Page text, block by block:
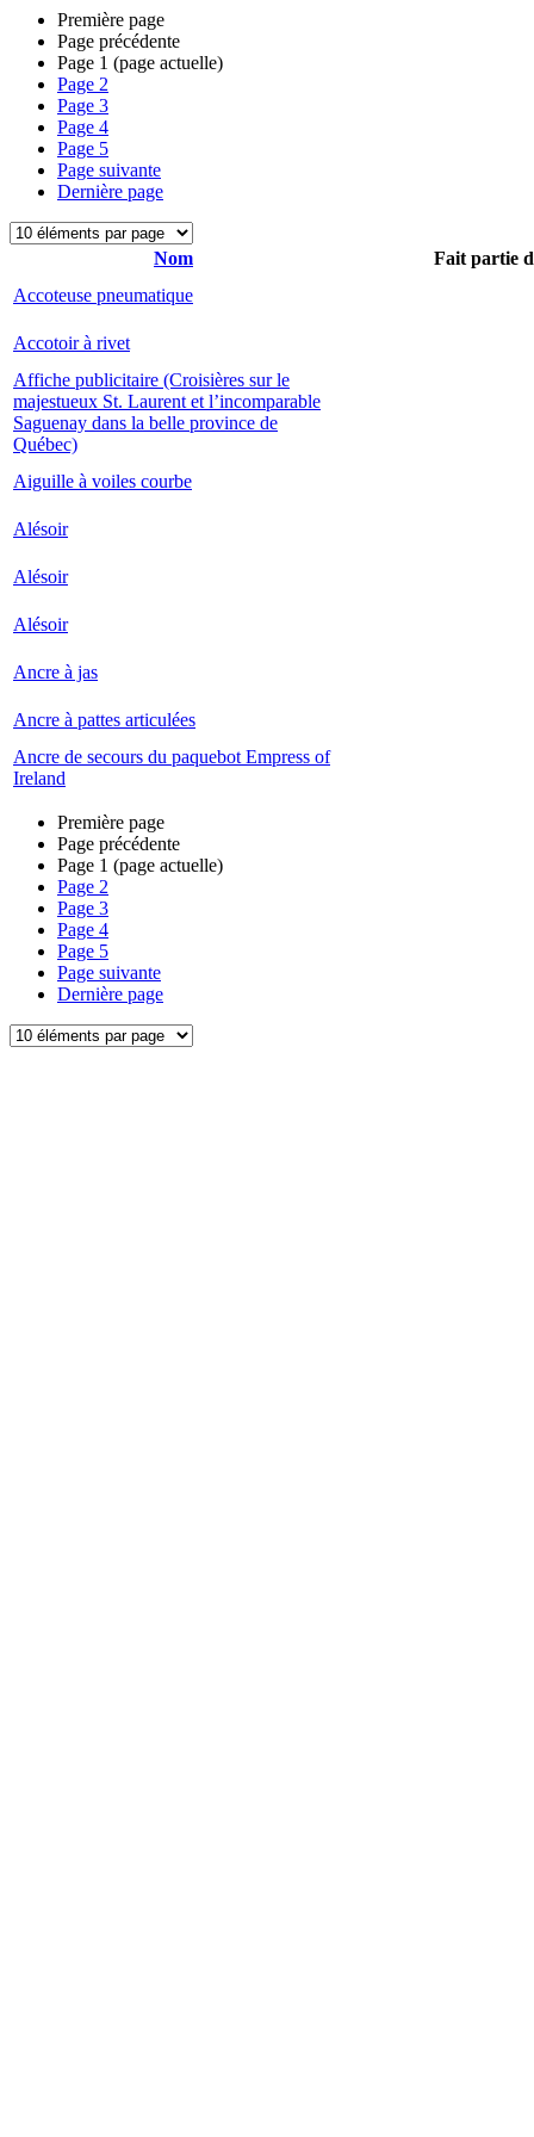
Première page
Page précédente
Page 1 (page actuelle)
Page 2
Page 3
Page 4
Page 5
Page suivante
Dernière page
Nom
Fait partie
Accoteuse pneumatique
Accotoir à rivet
Affiche publicitaire (Croisières sur le
majestueux St. Laurent et l’incomparable
Saguenay dans la belle province de
Québec)
Aiguille à voiles courbe
Alésoir
Alésoir
Alésoir
Ancre à jas
Ancre à pattes articulées
Ancre de secours du paquebot Empress of
Ireland
Première page
Page précédente
Page 1 (page actuelle)
Page 2
Page 3
Page 4
Page 5
Page suivante
Dernière page